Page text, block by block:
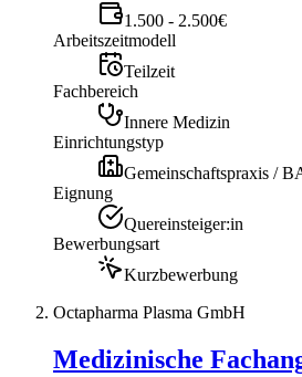
1.500 - 2.500€
Arbeitszeitmodell
Teilzeit
Fachbereich
Innere Medizin
Einrichtungstyp
Gemeinschaftspraxis /
Eignung
Quereinsteiger:in
Bewerbungsart
Kurzbewerbung
Octapharma Plasma GmbH
Medizinische